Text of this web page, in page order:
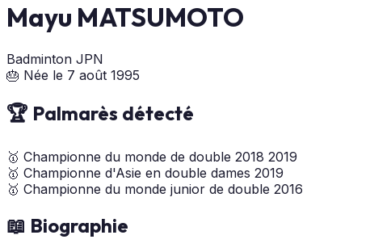
Mayu MATSUMOTO
Badminton JPN
🎂 Née le 7 août 1995
🏆 Palmarès détecté
🥇 Championne du monde de double 2018 2019
🥇 Championne d'Asie en double dames 2019
🥇 Championne du monde junior de double 2016
📖 Biographie